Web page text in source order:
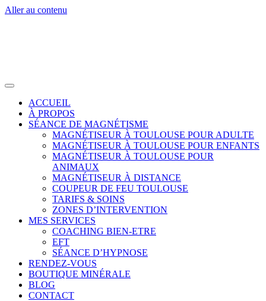
Aller au contenu
ACCUEIL
À PROPOS
SÉANCE DE MAGNÉTISME
MAGNÉTISEUR À TOULOUSE POUR ADULTE
MAGNÉTISEUR À TOULOUSE POUR ENFANTS
MAGNÉTISEUR À TOULOUSE POUR
ANIMAUX
MAGNÉTISEUR À DISTANCE
COUPEUR DE FEU TOULOUSE
TARIFS & SOINS
ZONES D’INTERVENTION
MES SERVICES
COACHING BIEN-ETRE
EFT
SÉANCE D’HYPNOSE
RENDEZ-VOUS
BOUTIQUE MINÉRALE
BLOG
CONTACT